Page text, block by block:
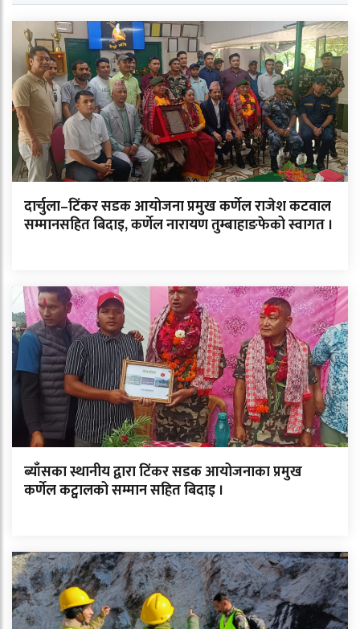
दार्चुला–टिंकर सडक आयोजना प्रमुख कर्णेल राजेश कटवाल
सम्मानसहित बिदाइ, कर्णेल नारायण तुम्बाहाङफेको स्वागत ।
ब्याँसका स्थानीय द्वारा टिंकर सडक आयोजनाका प्रमुख
कर्णेल कट्वालको सम्मान सहित बिदाइ ।